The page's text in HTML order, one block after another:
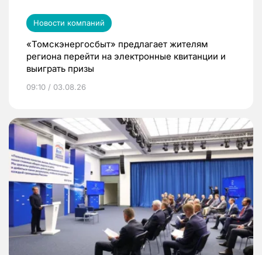
Новости компаний
«Томскэнергосбыт» предлагает жителям
региона перейти на электронные квитанции и
выиграть призы
09:10 / 03.08.26